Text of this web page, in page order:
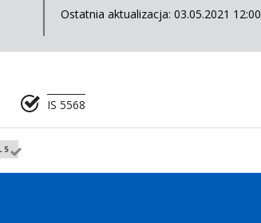
Ostatnia aktualizacja: 03.05.2021 12:00
IS 5568